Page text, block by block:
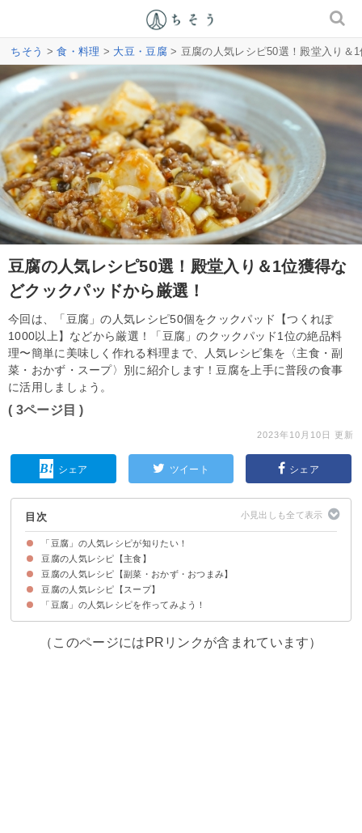
ちそう >食・料理 > 大豆・豆腐> 豆腐の人気レシピ50選！殿堂入り＆
豆腐の人気レシピ50選！殿堂入り＆1位獲得な
どクックパッドから厳選！
今回は、「豆腐」の人気レシピ50個をクックパッド【つくれぽ
1000以上】などから厳選！「豆腐」のクックパッド1位の絶品料
理〜簡単に美味しく作れる料理まで、人気レシピ集を〈主食・副
菜・おかず・スープ〉別に紹介します！豆腐を上手に普段の食事
に活用しましょう。
( 3ページ目 )
2023年10月10日 更新
シェア ツイート シェア
目次
「豆腐」の人気レシピが知りたい！
豆腐の人気レシピ【主食】
【つくれぽ1052件】ダイエットに！豆腐丼
【つくれぽ1001件】豆腐そぼろの三食丼
【つくれぽ1113件】豆腐と卵のふわふわ丼
【つくれぽ3794件】子供が喜ぶ！豆腐で分厚いホットケーキ
【つくれぽ5933件】豆腐の食パン
【つくれぽ1964件】豆腐とキャベツのお好み焼き風【動画】
【つくれぽ1241件】ダイエットに！豆腐とおからの焼きドーナツ
豆腐の人気レシピ【副菜・おかず・おつまみ】
【つくれぽ9217件】こってり味の豆腐ステーキ
【つくれぽ1855件】本格麻婆豆腐
【つくれぽ2140件】肉不使用の豆腐ハンバーグ
【つくれぽ1410件】豆腐のすき焼き風煮【動画】
【つくれぽ1678件】豆腐の卵寄せあんかけ
【つくれぽ1660件】豆腐グラタン
【つくれぽ1053件】えびとブロッコリーのうま塩豆腐【動画】
【つくれぽ1355件】とろける湯豆腐
【つくれぽ6445件】豚バラの肉豆腐【動画】
【つくれぽ1331件】塩麻婆豆腐
【つくれぽ1993件】ゴーヤチャンプル【動画】
【つくれぽ1425件】チーズの温やっこ【動画】
【つくれぽ1421件】手作りがんもどき
【つくれぽ1316件】豆腐入りシュウマイ【動画】
【つくれぽ2688件】炒り豆腐【動画】
【つくれぽ4474件】日本酒のおつまみに！揚げ出し豆腐【動画】
【つくれぽ2622件】子供も食べれる！辛くない麻婆豆腐【動画】
【つくれぽ4475件】鶏ひき肉の豆腐ハンバーグ【動画】
【つくれぽ8672件】ほうれん草の白和え【動画】
【つくれぽ1272件】豆腐と長いものトロトロ焼き
【つくれぽ1732件】豆腐と鶏ひき肉のからあげ
【つくれぽ2892件】豆腐の鶏そぼろあんかけ【動画】
【つくれぽ2806件】肉豆腐
【つくれぽ2795件】豆腐の肉みそグラタン【動画】
【つくれぽ2211件】豆腐のステーキ
【つくれぽ2139件】豆腐のチキンナゲット【動画】
【つくれぽ1452件】豆乳とチーズの温やっこ
【つくれぽ7783件】麻婆豆腐
【つくれぽ2517件】あんかけで温まる！白菜と豆腐のトロトロ旨煮【動画】
【つくれぽ1769件】ひき肉と豆腐の煮込み
【つくれぽ6051件】甘辛豆腐の卵とじ【動画】
【つくれぽ3989件】豆腐とツナのナゲット【動画】
【つくれぽ1691件】豆腐と豚ひき肉のハンバーグ
【つくれぽ5615件】水菜と豆腐のサラダ【動画】
【つくれぽ1395件】豆腐とアボカドのサラダ【動画】
【つくれぽ5720件】子供も食べやすい！モチモチ豆腐【動画】
【つくれぽ2824件】豆腐と卵の納豆グラタン
【つくれぽ1459件】豆腐のなめこあん
【つくれぽ2219件】豆腐入り鶏つくね【動画】
【つくれぽ1245件】豆腐の海苔巻き甘辛焼き【動画】
豆腐の人気レシピ【スープ】
【つくれぽ4560件】豆腐ともやしあん【動画】
【つくれぽ2462件】スンドゥブチゲ【動画】
【つくれぽ1130件】サバ缶を使った冷や汁【動画】
「豆腐」の人気レシピを作ってみよう！
（このページにはPRリンクが含まれています）